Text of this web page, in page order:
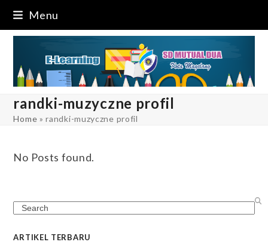
content
Menu
randki-muzyczne profil
Home »randki-muzyczne profil
No Posts found.
Search
ARTIKEL TERBARU